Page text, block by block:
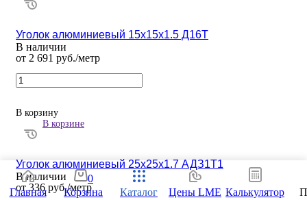
Уголок алюминиевый 15х15х1.5 Д16Т
В наличии
от 2 691 руб./метр
В корзину
В корзине
Уголок алюминиевый 25х25х1.7 АДЗ1Т1
В наличии
от 336 руб./метр
Главная
0
Корзина
Каталог Цены LME Калькулятор